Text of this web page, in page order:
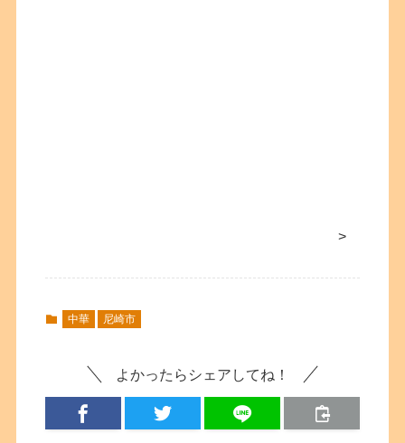
>
中華 尼崎市
よかったらシェアしてね！